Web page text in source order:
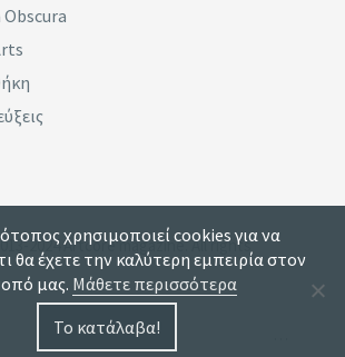
2024 Artcore magazine. All rights
χρησιμοποιεί cookies για να
θα έχετε την καλύτερη εμπειρία στον
μας. Μάθετε περισσότερα
Το κατάλαβα!